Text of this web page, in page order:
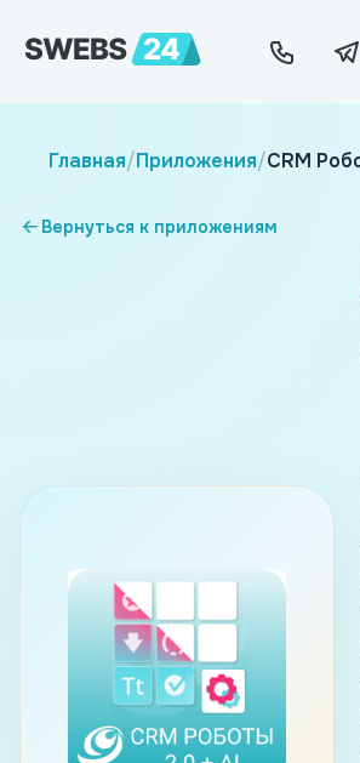
Главная/Приложения/CRM
Вернуться к приложениям